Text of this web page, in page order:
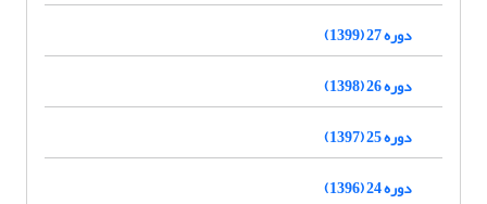
دوره 27 (1399)
دوره 26 (1398)
دوره 25 (1397)
دوره 24 (1396)